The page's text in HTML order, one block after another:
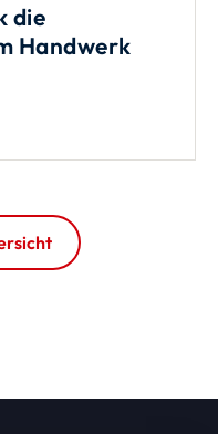
die
Handwerk